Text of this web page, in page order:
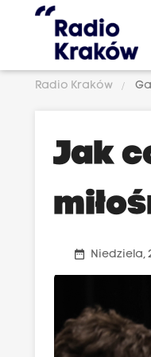
Radio Kraków
Jak
date_range Niedziela,